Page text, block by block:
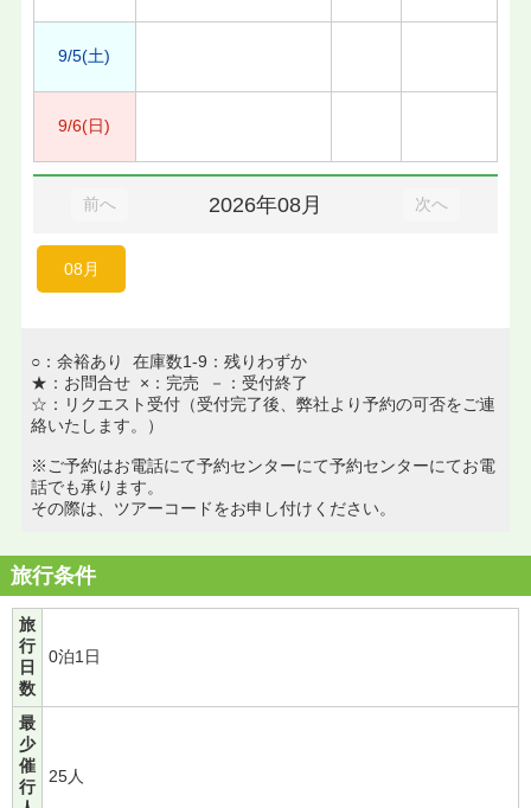
9/5(土)
9/6(日)
前へ 2026年08月 次へ
08月
○：余裕あり 在庫数1-9：残りわずか
★：お問合せ ×：完売 －：受付終了
☆：リクエスト受付（受付完了後、弊社より予約の可否をご連
絡いたします。）
※ご予約はお電話にて予約センターにて予約センターにてお電
話でも承ります。
その際は、ツアーコードをお申し付けください。
旅行条件
旅
行
日
数
0泊1日
最
少
催
行
25人